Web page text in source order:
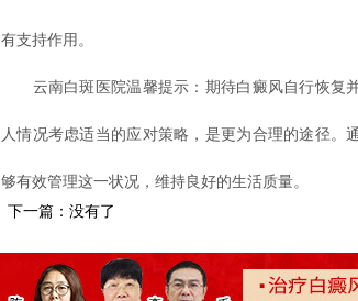
有支持作用。
云南白斑医院温馨提示：期待白癜风自行恢复
人情况考虑适当的应对策略，是更为合理的途径。
够有效管理这一状况，维持良好的生活质量。
下一篇：没有了